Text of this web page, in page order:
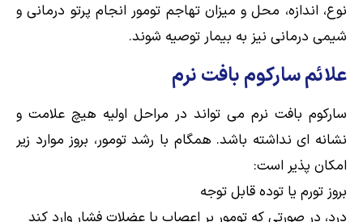
نوع، اندازه، محل و میزان تهاجم تومور انجام پرتو درمانی و
شیمی درمانی نیز به بیمار توصیه شوند.
علائم سارکوم بافت نرم
سارکوم بافت نرم می تواند در مراحل اولیه هیچ علامت و
نشانه ای نداشته باشد. همگام با رشد تومور، بروز موارد زیر
امکان پذیر است:
بروز تورم یا توده قابل توجه